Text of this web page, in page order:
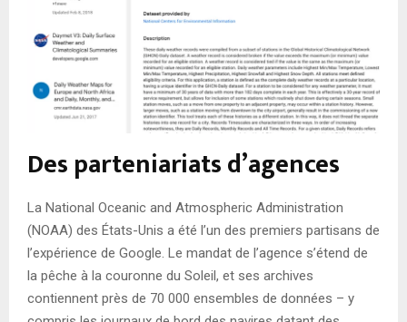
Des parteniariats d’agences
La National Oceanic and Atmospheric Administration
(NOAA) des États-Unis a été l’un des premiers partisans de
l’expérience de Google. Le mandat de l’agence s’étend de
la pêche à la couronne du Soleil, et ses archives
contiennent près de 70 000 ensembles de données – y